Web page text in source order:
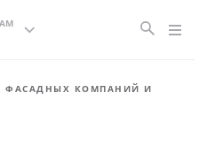
ФАСАДНЫХ КОМПАНИЙ И